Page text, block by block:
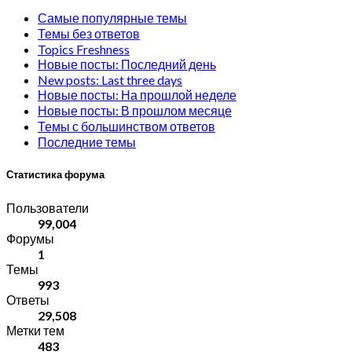
Самые популярные темы
Темы без ответов
Topics Freshness
Новые посты: Последний день
New posts: Last three days
Новые посты: На прошлой неделе
Новые посты: В прошлом месяце
Темы с большинством ответов
Последние темы
Статистика форума
Пользователи
99,004
Форумы
1
Темы
993
Ответы
29,508
Метки тем
483